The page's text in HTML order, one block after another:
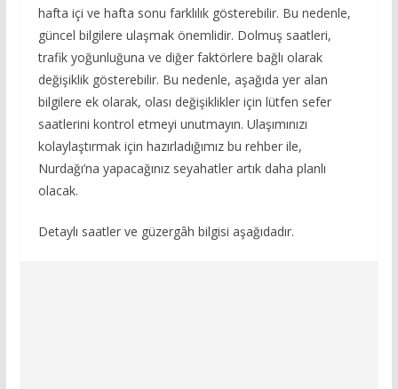
hafta içi ve hafta sonu farklılık gösterebilir. Bu nedenle,
güncel bilgilere ulaşmak önemlidir. Dolmuş saatleri,
trafik yoğunluğuna ve diğer faktörlere bağlı olarak
değişiklik gösterebilir. Bu nedenle, aşağıda yer alan
bilgilere ek olarak, olası değişiklikler için lütfen sefer
saatlerini kontrol etmeyi unutmayın. Ulaşımınızı
kolaylaştırmak için hazırladığımız bu rehber ile,
Nurdağı’na yapacağınız seyahatler artık daha planlı
olacak.
Detaylı saatler ve güzergâh bilgisi aşağıdadır.